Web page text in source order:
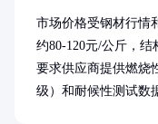
市场价格受钢材行情
约80-120元/公斤，结
要求供应商提供燃烧
级）和耐候性测试数